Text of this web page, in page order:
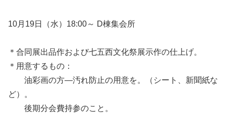
10月19日（水）18:00～ D棟集会所
＊合同展出品作および七五西文化祭展示作の仕上げ。
＊用意するもの：
油彩画の方―汚れ防止の用意を。（シート、新聞紙な
ど）。
後期分会費持参のこと。